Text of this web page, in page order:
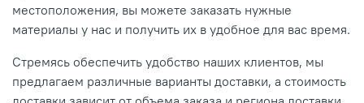
местоположения, вы можете заказать нужные
материалы у нас и получить их в удобное для вас время.
Стремясь обеспечить удобство наших клиентов, мы
предлагаем различные варианты доставки, а стоимость